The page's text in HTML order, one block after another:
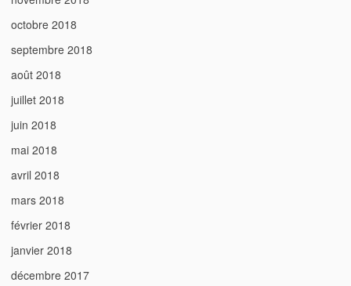
octobre 2018
septembre 2018
août 2018
juillet 2018
juin 2018
mai 2018
avril 2018
mars 2018
février 2018
janvier 2018
décembre 2017